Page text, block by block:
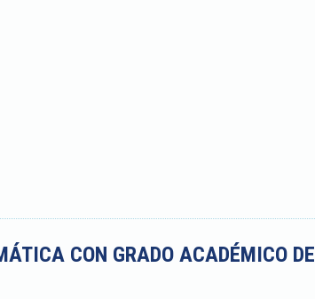
CON GRADO ACADÉMICO DE